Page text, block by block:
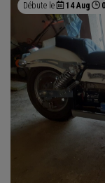
Débute le 14 Aug